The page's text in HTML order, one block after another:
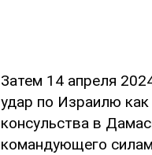
Затем 14 апреля
удар по Израилю
консульства в
командующего